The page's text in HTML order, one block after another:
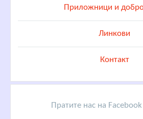
Приложници и
Линкови
Контакт
Пратите нас на